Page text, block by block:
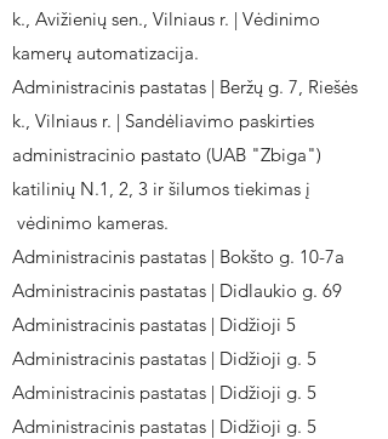
k., Avižienių sen., Vilniaus r. | Vėdinimo
kamerų automatizacija.
Administracinis pastatas | Beržų g. 7, Riešės
k., Vilniaus r. | Sandėliavimo paskirties
administracinio pastato (UAB "Zbiga")
katilinių N.1, 2, 3 ir šilumos tiekimas į
vėdinimo kameras.
Administracinis pastatas | Bokšto g. 10-7a
Administracinis pastatas | Didlaukio g. 69
Administracinis pastatas | Didžioji 5
Administracinis pastatas | Didžioji g. 5
Administracinis pastatas | Didžioji g. 5
Administracinis pastatas | Didžioji g. 5